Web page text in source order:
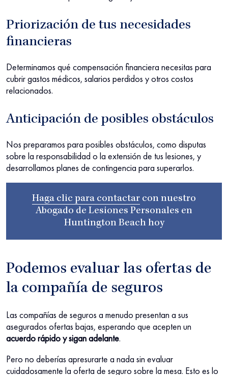
Priorización de tus necesidades
financieras
Determinamos qué compensación financiera necesitas para
cubrir gastos médicos, salarios perdidos y otros costos
relacionados.
Anticipación de posibles obstáculos
Nos preparamos para posibles obstáculos, como disputas
sobre la responsabilidad o la extensión de tus lesiones, y
desarrollamos planes de contingencia para superarlos.
Haga clic para contactar con nuestro
Abogado de Lesiones Personales en
Huntington Beachhoy
Podemos evaluar las ofertas de
la compañía de seguros
Las compañías de seguros a menudo presentan a sus
asegurados ofertas bajas, esperando que acepten un
acuerdo rápido y sigan adelante.
Pero no deberías apresurarte a nada sin evaluar
cuidadosamente la oferta de seguro sobre la mesa. Esto es lo